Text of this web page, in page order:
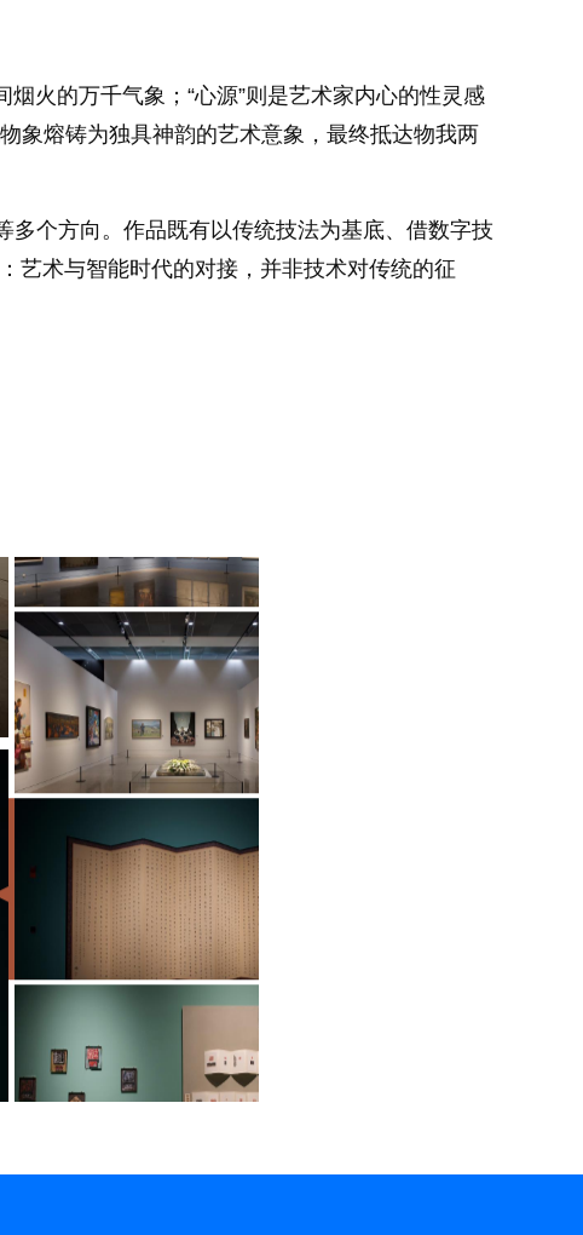
火的万千气象；“心源”则是艺术家内心的性灵感
象熔铸为独具神韵的艺术意象，最终抵达物我两
个方向。作品既有以传统技法为基底、借数字技
艺术与智能时代的对接，并非技术对传统的征